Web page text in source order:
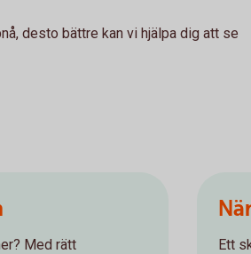
desto bättre kan vi hjälpa dig att se
Med rätt
Ett